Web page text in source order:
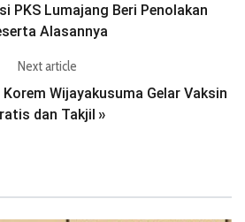
PKS Lumajang Beri Penolakan
Alasannya
Next article
Wijayakusuma Gelar Vaksin
dan Takjil »